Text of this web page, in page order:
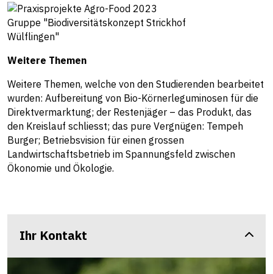
Gruppe "Biodiversitätskonzept Strickhof
Wülflingen"
Weitere Themen
Weitere Themen, welche von den Studierenden bearbeitet
wurden: Aufbereitung von Bio-Körnerleguminosen für die
Direktvermarktung; der Restenjäger – das Produkt, das
den Kreislauf schliesst; das pure Vergnügen: Tempeh
Burger; Betriebsvision für einen grossen
Landwirtschaftsbetrieb im Spannungsfeld zwischen
Ökonomie und Ökologie.
Ihr Kontakt